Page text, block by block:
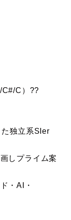
C#/C）??
た独立系SIer
しプライム案
・AI・